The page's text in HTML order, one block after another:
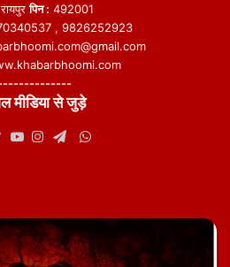
रायपुरपिन : 492001
, 9826252923
मीडिया से जुड़े
WhatsApp